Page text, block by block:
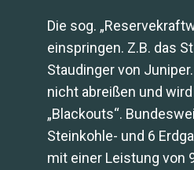
Die sog.
einspringen. Z.B. das
Staudinger von
nicht abreißen und
„Blackouts“.
Steinkohle- und 6
mit einer Leistung von